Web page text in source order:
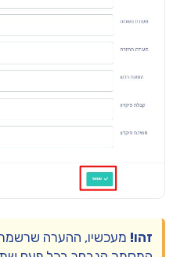
זהו! מעכשיו, ההערה